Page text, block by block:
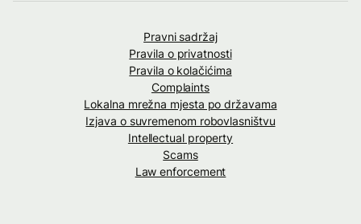
Pravni sadržaj
Pravila o privatnosti
Pravila o kolačićima
Complaints
Lokalna mrežna mjesta po državama
Izjava o suvremenom robovlasništvu
Intellectual property
Scams
Law enforcement